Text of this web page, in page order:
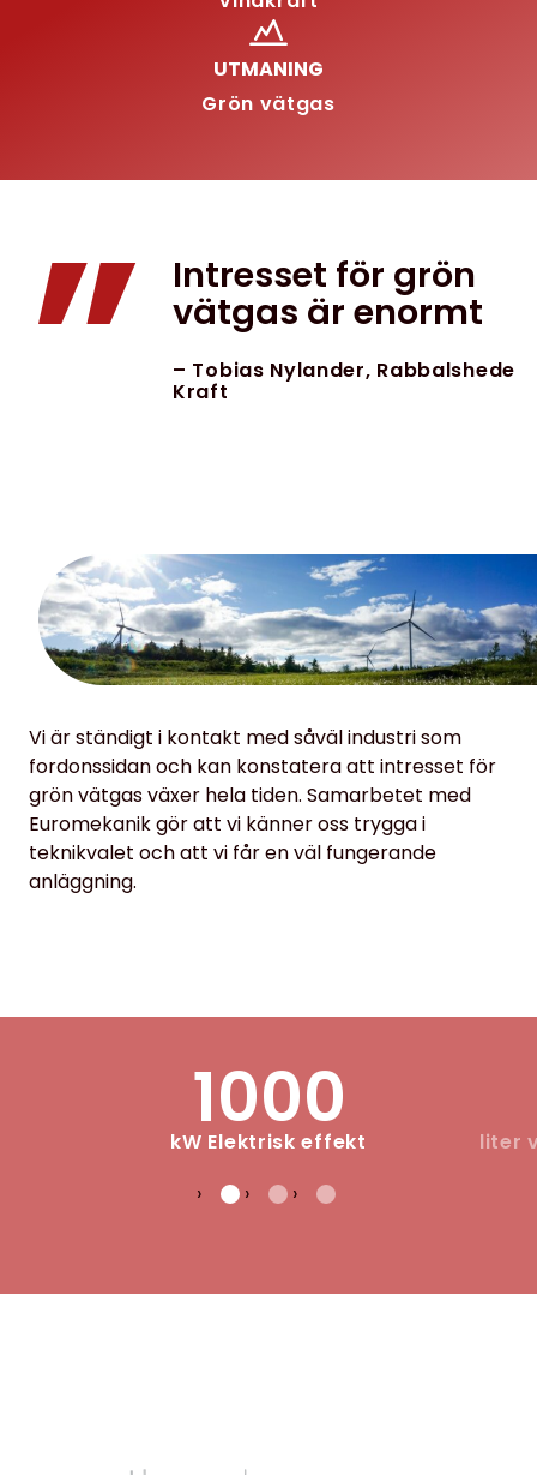
UTMANING
Grön vätgas
” Intresset för grön
vätgas är enormt
– Tobias Nylander, Rabbalshede
Kraft
Vi är ständigt i kontakt med såväl industri som
fordonssidan och kan konstatera att intresset för
grön vätgas växer hela tiden. Samarbetet med
Euromekanik gör att vi känner oss trygga i
teknikvalet och att vi får en väl fungerande
anläggning.
1000
kW Elektrisk effekt liter